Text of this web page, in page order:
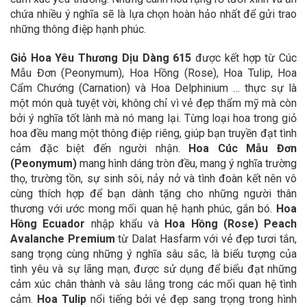
chứa nhiều ý nghĩa sẽ là lựa chọn hoàn hảo nhất để gửi trao
những thông điệp hạnh phúc.
Giỏ Hoa Yêu Thương Dịu Dàng 615 được kết hợp từ Cúc
Mẫu Đơn (Peonymum), Hoa Hồng (Rose), Hoa Tulip, Hoa
Cẩm Chướng (Carnation) và Hoa Delphinium … thực sự là
một món quà tuyệt vời, không chỉ vì vẻ đẹp thẩm mỹ mà còn
bởi ý nghĩa tốt lành mà nó mang lại. Từng loại hoa trong giỏ
hoa đều mang một thông điệp riêng, giúp bạn truyền đạt tình
cảm đặc biệt đến người nhận.
Hoa Cúc Mẫu Đơn
(Peonymum) mang hình dáng tròn đều, mang ý nghĩa trường
thọ, trường tồn, sự sinh sôi, nảy nở và tình đoàn kết nên vô
cùng thích hợp để bạn dành tặng cho những người thân
thương với ước mong mối quan hệ hạnh phúc, gắn bó. Hoa
Hồng Ecuador nhập khẩu và Hoa Hồng (Rose) Peach
Avalanche Premiumtừ Dalat Hasfarm với vẻ đẹp tươi tắn,
sang trọng cùng những ý nghĩa sâu sắc, là biểu tượng của
tình yêu và sự lãng mạn, được sử dụng để biểu đạt những
cảm xúc chân thành và sâu lắng trong các mối quan hệ tình
cảm. Hoa Tulip nổi tiếng bởi vẻ đẹp sang trọng trong hình